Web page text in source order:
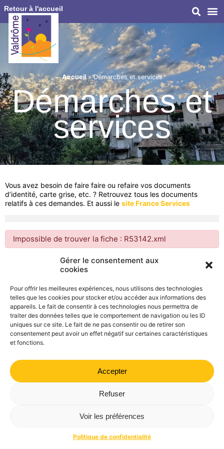
Gérer le consentement aux
cookies
Pour offrir les meilleures expériences, nous utilisons des technologies
telles que les cookies pour stocker et/ou accéder aux informations des
appareils. Le fait de consentir à ces technologies nous permettra de
traiter des données telles que le comportement de navigation ou les ID
uniques sur ce site. Le fait de ne pas consentir ou de retirer son
consentement peut avoir un effet négatif sur certaines caractéristiques
et fonctions.
Accepter
Refuser
Voir les préférences
Politique de confidentialité
Retour à l'accueil
Accueil»Démarches et services
Démarches et
services
Vous avez besoin de faire faire ou refaire vos documents
d’identité, carte grise, etc. ? Retrouvez tous les documents
relatifs à ces demandes. Et aussi le site France Services
Impossible de trouver la fiche : R53142.xml
Mairie de Valdrôme | 14 rue Haute, 26310 Valdrôme | 04 75
Politique de confidentialité
Mentions légales Plan du site